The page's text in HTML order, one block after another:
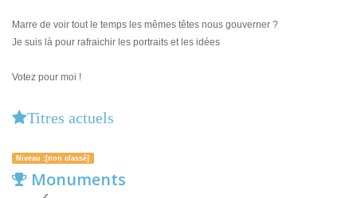
Marre de voir tout le temps les mêmes têtes nous gouverner ?
Je suis là pour rafraichir les portraits et les idées
Votez pour moi !
Titres actuels
Niveau :[non classé]
Monuments